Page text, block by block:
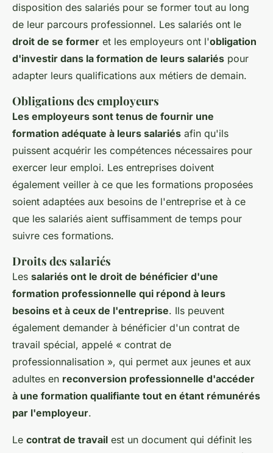
disposition des salariés pour se former tout au long
de leur parcours professionnel. Les salariés ont le
droit de se former et les employeurs ont l'obligation
d'investir dans la formation de leurs salariés pour
adapter leurs qualifications aux métiers de demain.
Obligations des employeurs
Les employeurs sont tenus de fournir une
formation adéquate à leurs salariés afin qu'ils
puissent acquérir les compétences nécessaires pour
exercer leur emploi. Les entreprises doivent
également veiller à ce que les formations proposées
soient adaptées aux besoins de l'entreprise et à ce
que les salariés aient suffisamment de temps pour
suivre ces formations.
Droits des salariés
Les salariés ont le droit de bénéficier d'une
formation professionnelle qui répond à leurs
besoins et à ceux de l'entreprise. Ils peuvent
également demander à bénéficier d'un contrat de
travail spécial, appelé « contrat de
professionnalisation », qui permet aux jeunes et aux
adultes en reconversion professionnelle d'accéder
à une formation qualifiante tout en étant rémunérés
par l'employeur.
Le contrat de travail est un document qui définit les